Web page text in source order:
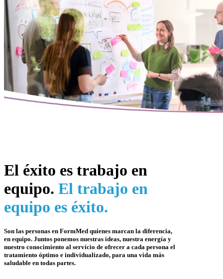
El éxito es trabajo en
equipo. El trabajo en
equipo es éxito.
Son las personas en FormMed quienes marcan la diferencia,
en equipo. Juntos ponemos nuestras ideas, nuestra energía y
nuestro conocimiento al servicio de ofrecer a cada persona el
tratamiento óptimo e individualizado, para una vida más
saludable en todas partes.